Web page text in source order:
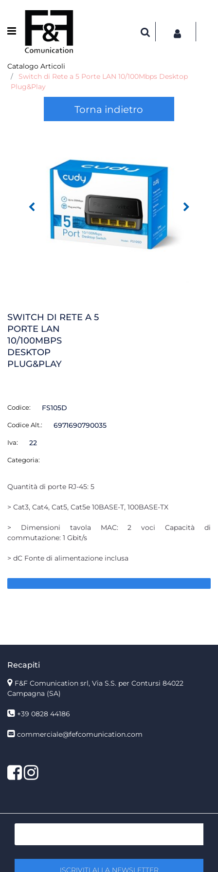
Open menu
Catalogo Articoli
Switch di Rete a 5 Porte LAN 10/100Mbps Desktop
Plug&Play
Torna indietro
SWITCH DI RETE A 5
PORTE LAN
10/100MBPS
DESKTOP
PLUG&PLAY
Codice: FS105D
Codice Alt.: 6971690790035
Iva: 22
Categoria:
Quantità di porte RJ-45: 5
> Cat3, Cat4, Cat5, Cat5e 10BASE-T, 100BASE-TX
> Dimensioni tavola MAC: 2 voci Capacità di
commutazione: 1 Gbit/s
> dC Fonte di alimentazione inclusa
Recapiti
F&F Comunication srl, Via S.S. per Contursi 84022
Campagna (SA)
+39 0828 44186
commerciale@fefcomunication.com
Facebook
Twitter